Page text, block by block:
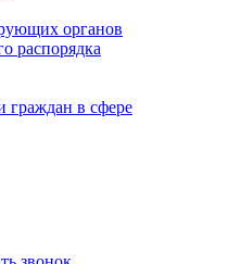
органов
распорядка
граждан в сфере